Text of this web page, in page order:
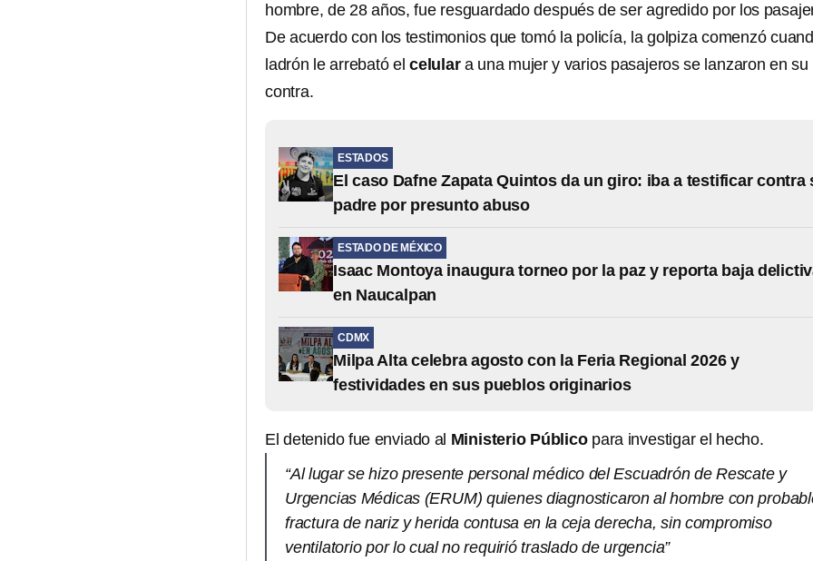
hombre, de 28 años, fue resguardado después de ser agredido por los
De acuerdo con los testimonios que tomó la policía, la golpiza comenzó
ladrón le arrebató elcelulara una mujer y varios pasajeros se lanzaron en su
contra.
ESTADOS
El caso Dafne Zapata Quintos da un giro: iba a testificar contra
padre por presunto abuso
ESTADO DE MÉXICO
Isaac Montoya inaugura torneo por la paz y reporta baja
en Naucalpan
CDMX
Milpa Alta celebra agosto con la Feria Regional 2026 y
festividades en sus pueblos originarios
El detenido fue enviado al Ministerio Públicopara investigar el hecho.
“Al lugar se hizo presente personal médico del Escuadrón de Rescate y
Urgencias Médicas (ERUM) quienes diagnosticaron al hombre con
fractura de nariz y herida contusa en la ceja derecha, sin compromiso
ventilatorio por lo cual no requirió traslado de urgencia”